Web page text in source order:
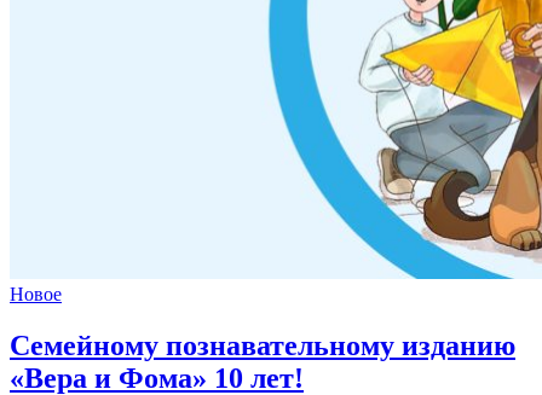
Новое
Семейному познавательному изданию
«Вера и Фома» 10 лет!